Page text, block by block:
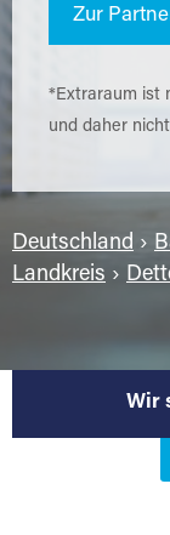
Zur
*Extraraum ist
und daher
Deutschland ›
Landkreis ›
Wir
Werden